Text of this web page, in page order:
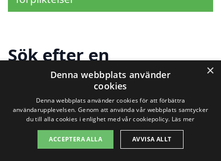
Sök efter en
professionell för
solpaneler i andra
städer nära Riala
×
Denna webbplats använder
cookies
Denna webbplats använder cookies för att förbättra
användarupplevelsen. Genom att använda vår webbplats samtycker
du till alla cookies i enlighet med vår cookiepolicy. Läs mer
ACCEPTERA ALLA AVVISA ALLT